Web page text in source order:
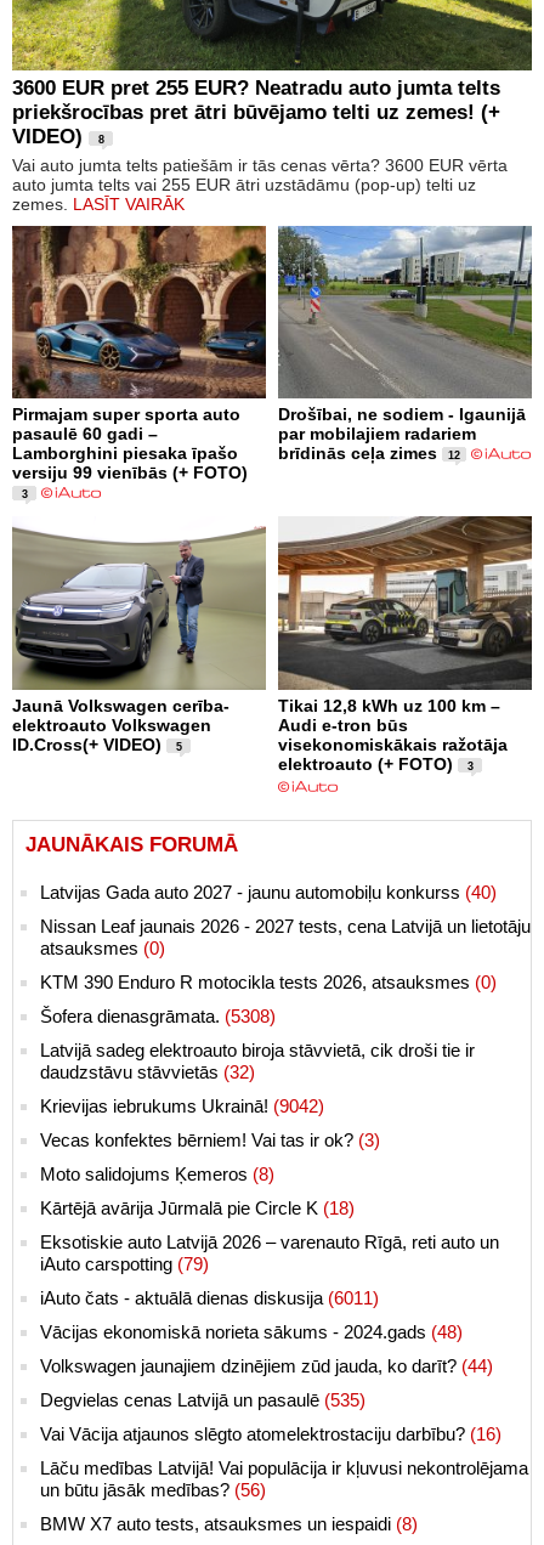
3600 EUR pret 255 EUR? Neatradu auto jumta telts
priekšrocības pret ātri būvējamo telti uz zemes! (+
VIDEO)
8
Vai auto jumta telts patiešām ir tās cenas vērta? 3600 EUR vērta
auto jumta telts vai 255 EUR ātri uzstādāmu (pop-up) telti uz
zemes. LASĪT VAIRĀK
Pirmajam super sporta auto
pasaulē 60 gadi –
Lamborghini piesaka īpašo
versiju 99 vienībās (+ FOTO)
3
Drošībai, ne sodiem - Igaunijā
par mobilajiem radariem
brīdinās ceļa zimes
12
Jaunā Volkswagen cerība-
elektroauto Volkswagen
ID.Cross(+ VIDEO)
5
Tikai 12,8 kWh uz 100 km –
Audi e-tron būs
visekonomiskākais ražotāja
elektroauto (+ FOTO)
3
JAUNĀKAIS FORUMĀ
Latvijas Gada auto 2027 - jaunu automobiļu konkurss (40)
Nissan Leaf jaunais 2026 - 2027 tests, cena Latvijā un lietotāju
atsauksmes (0)
KTM 390 Enduro R motocikla tests 2026, atsauksmes (0)
Šofera dienasgrāmata. (5308)
Latvijā sadeg elektroauto biroja stāvvietā, cik droši tie ir
daudzstāvu stāvvietās (32)
Krievijas iebrukums Ukrainā! (9042)
Vecas konfektes bērniem! Vai tas ir ok? (3)
Moto salidojums Ķemeros (8)
Kārtējā avārija Jūrmalā pie Circle K (18)
Eksotiskie auto Latvijā 2026 – varenauto Rīgā, reti auto un
iAuto carspotting (79)
iAuto čats - aktuālā dienas diskusija (6011)
Vācijas ekonomiskā norieta sākums - 2024.gads (48)
Volkswagen jaunajiem dzinējiem zūd jauda, ko darīt? (44)
Degvielas cenas Latvijā un pasaulē (535)
Vai Vācija atjaunos slēgto atomelektrostaciju darbību? (16)
Lāču medības Latvijā! Vai populācija ir kļuvusi nekontrolējama
un būtu jāsāk medības? (56)
BMW X7 auto tests, atsauksmes un iespaidi (8)